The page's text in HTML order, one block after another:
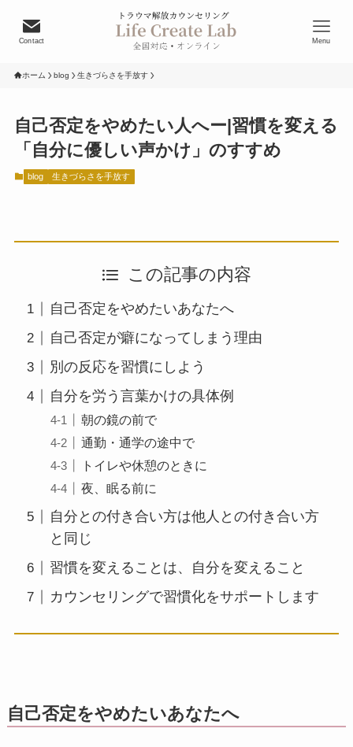
Contact Menu
ホーム blog 生きづらさを手放す
自己否定をやめたい人へー|習慣を変える
「自分に優しい声かけ」のすすめ
blog 生きづらさを手放す
この記事の内容
自己否定をやめたいあなたへ
自己否定が癖になってしまう理由
別の反応を習慣にしよう
自分を労う言葉かけの具体例
朝の鏡の前で
通勤・通学の途中で
トイレや休憩のときに
夜、眠る前に
自分との付き合い方は他人との付き合い方
と同じ
習慣を変えることは、自分を変えること
カウンセリングで習慣化をサポートします
自己否定をやめたいあなたへ